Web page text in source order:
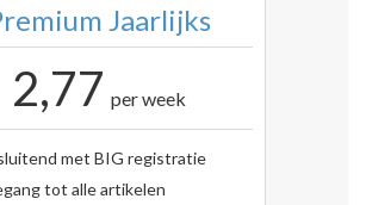
Jaarlijks
2,77 per week
met BIG registratie
tot alle artikelen